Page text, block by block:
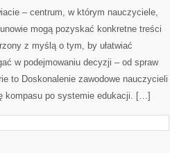
EDUKACJI
– centrum, w którym nauczyciele,
mogą pozyskać konkretne treści
z myślą o tym, by ułatwiać
w podejmowaniu decyzji – od spraw
to Doskonalenie zawodowe nauczycieli
kompasu po systemie edukacji. […]